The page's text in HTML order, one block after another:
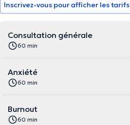
Inscrivez-vous pour afficher les tarifs
Consultation générale
60 min
Anxiété
60 min
Burnout
60 min